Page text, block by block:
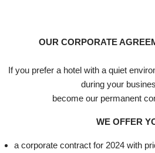
OUR CORPORATE
If you prefer a hotel with a quiet
during your
become our permanent
WE OFFER
a corporate contract for 2024 with